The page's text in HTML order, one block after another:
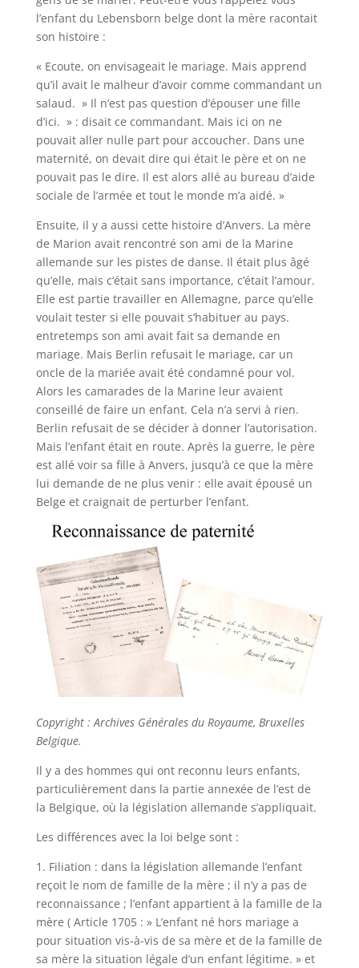
l’enfant du Lebensborn belge dont la mère racontait
son histoire :
« Ecoute, on envisageait le mariage. Mais apprend
qu’il avait le malheur d’avoir comme commandant un
salaud. » Il n’est pas question d’épouser une fille
d’ici. » : disait ce commandant. Mais ici on ne
pouvait aller nulle part pour accoucher. Dans une
maternité, on devait dire qui était le père et on ne
pouvait pas le dire. Il est alors allé au bureau d’aide
sociale de l’armée et tout le monde m’a aidé. »
Ensuite, il y a aussi cette histoire d’Anvers. La mère
de Marion avait rencontré son ami de la Marine
allemande sur les pistes de danse. Il était plus âgé
qu’elle, mais c’était sans importance, c’était l’amour.
Elle est partie travailler en Allemagne, parce qu’elle
voulait tester si elle pouvait s’habituer au pays.
entretemps son ami avait fait sa demande en
mariage. Mais Berlin refusait le mariage, car un
oncle de la mariée avait été condamné pour vol.
Alors les camarades de la Marine leur avaient
conseillé de faire un enfant. Cela n’a servi à rien.
Berlin refusait de se décider à donner l’autorisation.
Mais l’enfant était en route. Après la guerre, le père
est allé voir sa fille à Anvers, jusqu’à ce que la mère
lui demande de ne plus venir : elle avait épousé un
Belge et craignait de perturber l’enfant.
Copyright : Archives Générales du Royaume, Bruxelles
Belgique.
Il y a des hommes qui ont reconnu leurs enfants,
particulièrement dans la partie annexée de l’est de
la Belgique, où la législation allemande s’appliquait.
Les différences avec la loi belge sont :
1. Filiation : dans la législation allemande l’enfant
reçoit le nom de famille de la mère ; il n’y a pas de
reconnaissance ; l’enfant appartient à la famille de la
mère ( Article 1705 : » L’enfant né hors mariage a
pour situation vis-à-vis de sa mère et de la famille de
sa mère la situation légale d’un enfant légitime. » et